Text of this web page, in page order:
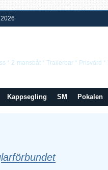
* 2-mansbåt * Trailerbar * Prisvärd *
Kappsegling SM Pokalen